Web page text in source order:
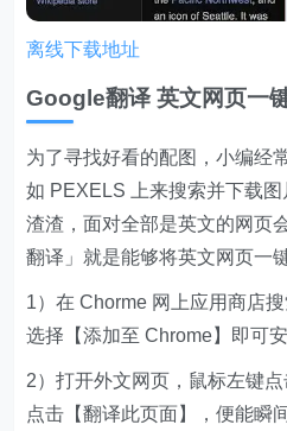
离线下载地址
Google翻译 英文网页一
为了寻找好看的配图，小编经
如 PEXELS 上来搜索并下载
渣渣，面对全部是英文的网页
翻译」就是能够将英文网页一
1）在 Chorme 网上应用商店搜
选择【添加至 Chrome】即可安
2）打开外文网页，鼠标左键
点击【翻译此页面】，便能瞬